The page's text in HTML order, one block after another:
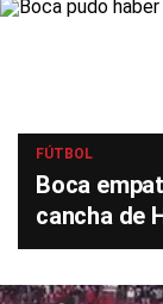
FÚTBOL
Boca
cancha de